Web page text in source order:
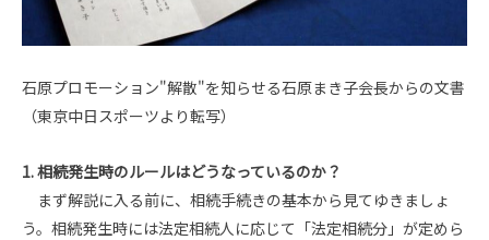
石原プロモーション"解散"を知らせる石原まき子会長からの文書
（東京中日スポーツより転写）
1. 相続発生時のルールはどうなっているのか？
まず解説に入る前に、相続手続きの基本から見てゆきましょ
う。相続発生時には法定相続人に応じて「法定相続分」が定めら